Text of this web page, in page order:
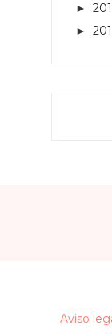
►
►
Aviso